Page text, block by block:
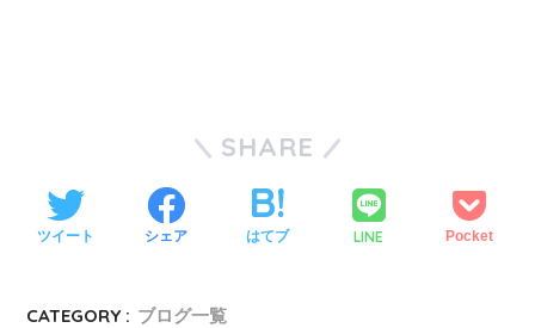
SHARE
ツイート シェア はてブ LINE Pocket
CATEGORY : ブログ一覧